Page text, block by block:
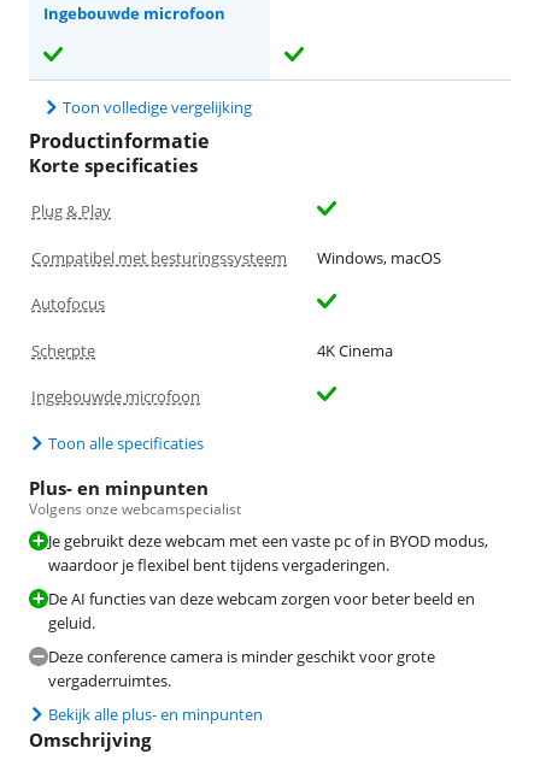
Ingebouwde microfoon
Toon volledige vergelijking
Productinformatie
Korte specificaties
Plug & Play
Compatibel met besturingssysteem Windows, macOS
Autofocus
Scherpte 4K Cinema
Ingebouwde microfoon
Toon alle specificaties
Plus- en minpunten
Volgens onze webcamspecialist
Je gebruikt deze webcam met een vaste pc of in BYOD modus,
waardoor je flexibel bent tijdens vergaderingen.
De AI functies van deze webcam zorgen voor beter beeld en
geluid.
Deze conference camera is minder geschikt voor grote
vergaderruimtes.
Bekijk alle plus- en minpunten
Omschrijving